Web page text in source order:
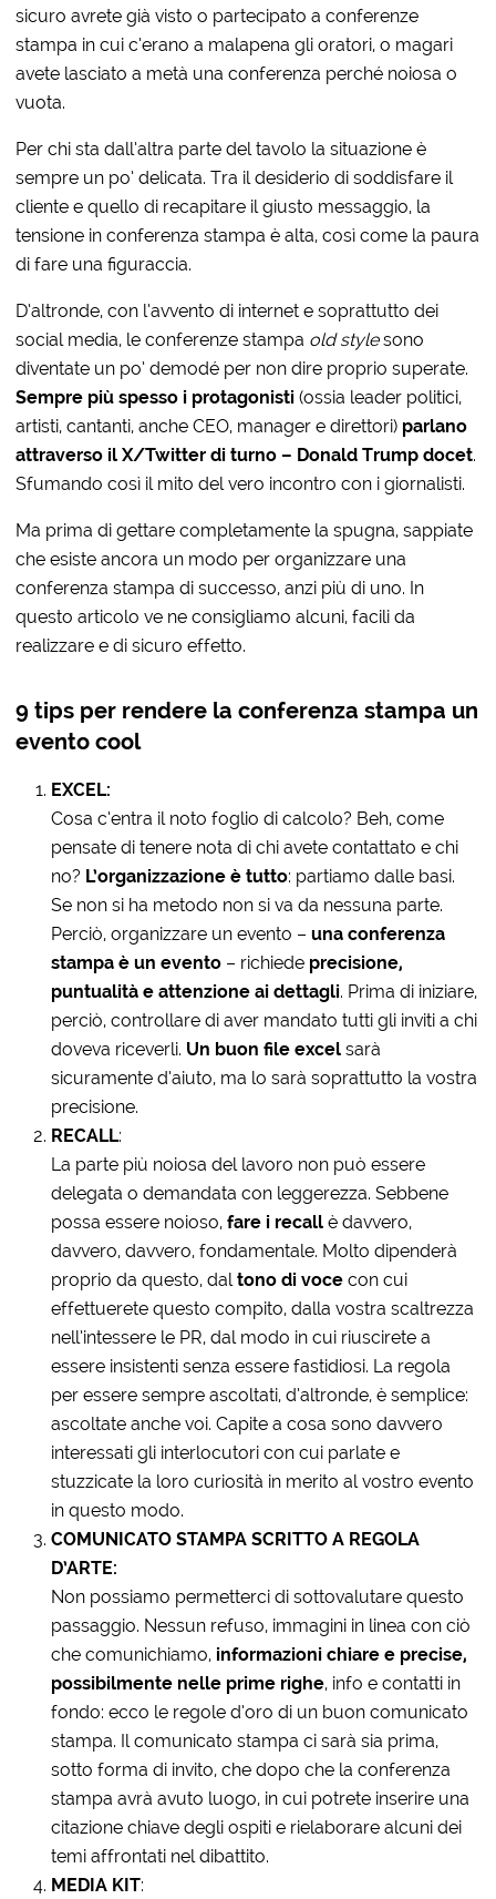
sicuro avrete già visto o partecipato a conferenze
stampa in cui c’erano a malapena gli oratori, o magari
avete lasciato a metà una conferenza perché noiosa o
vuota.
Per chi sta dall’altra parte del tavolo la situazione è
sempre un po’ delicata. Tra il desiderio di soddisfare il
cliente e quello di recapitare il giusto messaggio, la
tensione in conferenza stampa è alta, così come la paura
di fare una figuraccia.
D’altronde, con l’avvento di internet e soprattutto dei
social media, le conferenze stampa old stylesono
diventate un po’ demodé per non dire proprio superate.
Sempre più spesso i protagonisti (ossia leader politici,
artisti, cantanti, anche CEO, manager e direttori) parlano
attraverso il X/Twitter di turno – Donald Trump docet.
Sfumando così il mito del vero incontro con i giornalisti.
Ma prima di gettare completamente la spugna, sappiate
che esiste ancora un modo per organizzare una
conferenza stampa di successo, anzi più di uno. In
questo articolo ve ne consigliamo alcuni, facili da
realizzare e di sicuro effetto.
9 tips per rendere la conferenza stampa un
evento cool
EXCEL:
Cosa c’entra il noto foglio di calcolo? Beh, come
pensate di tenere nota di chi avete contattato e chi
no? L’organizzazione è tutto: partiamo dalle basi.
Se non si ha metodo non si va da nessuna parte.
Perciò, organizzare un evento –una conferenza
stampa è un evento – richiede precisione,
puntualità e attenzione ai dettagli. Prima di iniziare,
perciò, controllare di aver mandato tutti gli inviti a chi
doveva riceverli. Un buon file excel sarà
sicuramente d’aiuto, ma lo sarà soprattutto la vostra
precisione.
RECALL:
La parte più noiosa del lavoro non può essere
delegata o demandata con leggerezza. Sebbene
possa essere noioso,fare i recall è davvero,
davvero, davvero, fondamentale. Molto dipenderà
proprio da questo, daltono di voce con cui
effettuerete questo compito, dalla vostra scaltrezza
nell’intessere le PR, dal modo in cui riuscirete a
essere insistenti senza essere fastidiosi. La regola
per essere sempre ascoltati, d’altronde, è semplice:
ascoltate anche voi. Capite a cosa sono davvero
interessati gli interlocutori con cui parlate e
stuzzicate la loro curiosità in merito al vostro evento
in questo modo.
COMUNICATO STAMPA SCRITTO A REGOLA
D’ARTE:
Non possiamo permetterci di sottovalutare questo
passaggio. Nessun refuso, immagini in linea con ciò
che comunichiamo, informazioni chiare e precise,
possibilmente nelle prime righe, info e contatti in
fondo: ecco le regole d’oro di un buon comunicato
stampa. Il comunicato stampa ci sarà sia prima,
sotto forma di invito, che dopo che la conferenza
stampa avrà avuto luogo, in cui potrete inserire una
citazione chiave degli ospiti e rielaborare alcuni dei
temi affrontati nel dibattito.
MEDIA KIT: